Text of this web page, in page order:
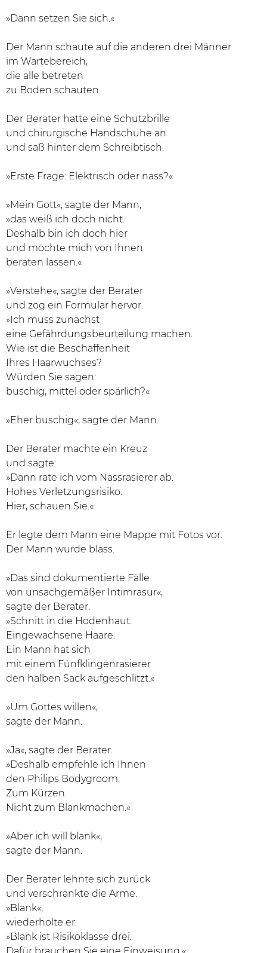
»Dann setzen Sie sich.«
Der Mann schaute auf die anderen drei Männer
im Wartebereich,
die alle betreten
zu Boden schauten.
Der Berater hatte eine Schutzbrille
und chirurgische Handschuhe an
und saß hinter dem Schreibtisch.
»Erste Frage: Elektrisch oder nass?«
»Mein Gott«, sagte der Mann,
»das weiß ich doch nicht.
Deshalb bin ich doch hier
und möchte mich von Ihnen
beraten lassen.«
»Verstehe«, sagte der Berater
und zog ein Formular hervor.
»Ich muss zunächst
eine Gefährdungsbeurteilung machen.
Wie ist die Beschaffenheit
Ihres Haarwuchses?
Würden Sie sagen:
buschig, mittel oder spärlich?«
»Eher buschig«, sagte der Mann.
Der Berater machte ein Kreuz
und sagte:
»Dann rate ich vom Nassrasierer ab.
Hohes Verletzungsrisiko.
Hier, schauen Sie.«
Er legte dem Mann eine Mappe mit Fotos vor.
Der Mann wurde blass.
»Das sind dokumentierte Fälle
von unsachgemäßer Intimrasur«,
sagte der Berater.
»Schnitt in die Hodenhaut.
Eingewachsene Haare.
Ein Mann hat sich
mit einem Fünfklingenrasierer
den halben Sack aufgeschlitzt.«
»Um Gottes willen«,
sagte der Mann.
»Ja«, sagte der Berater.
»Deshalb empfehle ich Ihnen
den Philips Bodygroom.
Zum Kürzen.
Nicht zum Blankmachen.«
»Aber ich will blank«,
sagte der Mann.
Der Berater lehnte sich zurück
und verschränkte die Arme.
»Blank«,
wiederholte er.
»Blank ist Risikoklasse drei.